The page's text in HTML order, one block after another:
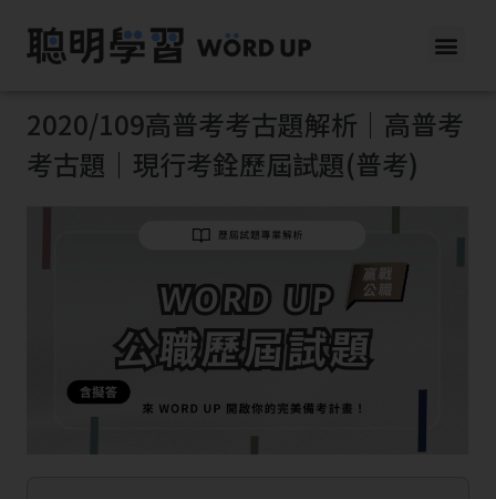
2020/109高普考考古題解析｜高普考
考古題｜現行考銓歷屆試題(普考)